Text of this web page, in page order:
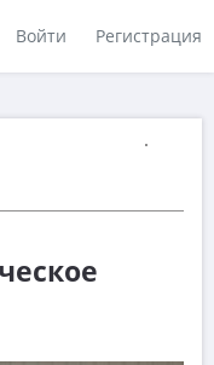
Войти Регистрация